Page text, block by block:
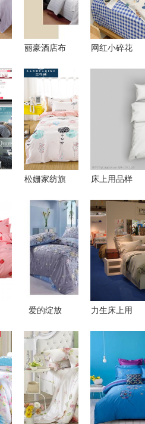
选购指南
丽豪酒店布
品 卓越品
质，专业信
赖
网红小碎花
精致生活标
松姗家纺旗
质床上用
品，打造舒
适睡眠体验
床上用品样
与箱包 设
计展示与营
销利器
爱的绽放
棉斜纹环保
印花床上四
件套体验
力生床上用
寝宫与
BASSETTI
形象专柜
箱包精品体